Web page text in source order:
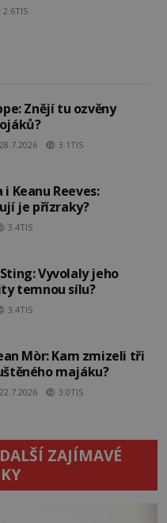
2.6TIS
Znějí tu ozvěny
28.7.2026 3.1TIS
i Keanu Reeves:
je přízraky?
3.4TIS
Vyvolaly jeho
temnou sílu?
3.4TIS
Mòr: Kam zmizeli tři
majáku?
22.7.2026 3.0TIS
ZAJÍMAVÉ